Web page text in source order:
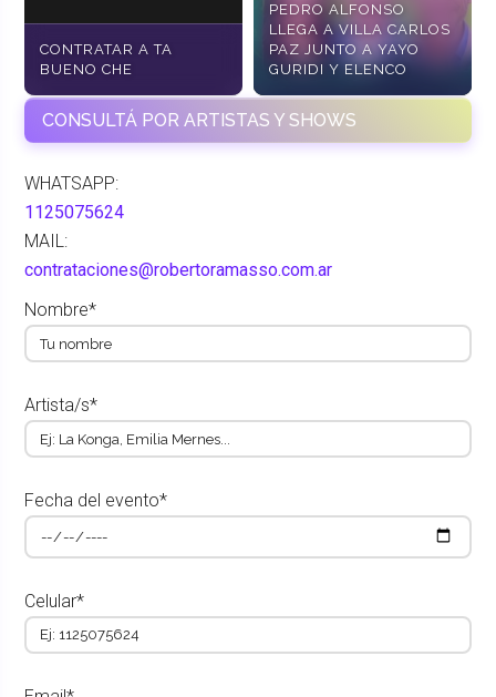
CONTRATAR A TA
BUENO CHE
PEDRO ALFONSO
LLEGA A VILLA CARLOS
PAZ JUNTO A YAYO
GURIDI Y ELENCO
CONSULTÁ POR ARTISTAS Y SHOWS
WHATSAPP:
1125075624
MAIL:
contrataciones@robertoramasso.com.ar
Nombre*
Artista/s*
Fecha del evento*
Celular*